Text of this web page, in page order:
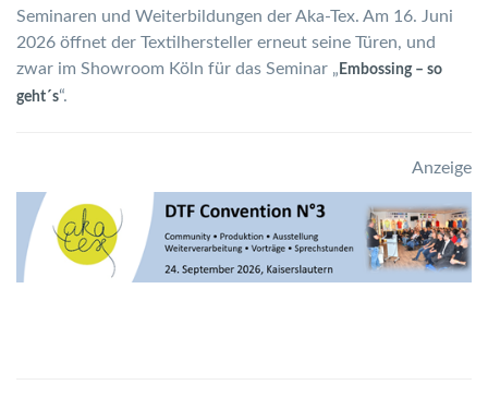
Seminaren und Weiterbildungen der Aka-Tex. Am 16. Juni
2026 öffnet der Textilhersteller erneut seine Türen, und
zwar im Showroom Köln für das Seminar „ Embossing – so
geht´s“.
Anzeige